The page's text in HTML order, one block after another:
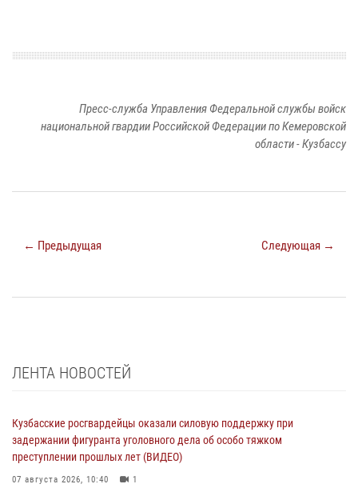
Пресс-служба Управления Федеральной службы войск
национальной гвардии Российской Федерации по Кемеровской
области - Кузбассу
← Предыдущая Следующая →
ЛЕНТА НОВОСТЕЙ
Кузбасские росгвардейцы оказали силовую поддержку при
задержании фигуранта уголовного дела об особо тяжком
преступлении прошлых лет (ВИДЕО)
07 августа 2026, 10:40 1